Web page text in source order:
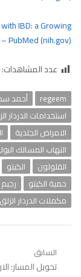
IBD: a Growing
PubMed (nih.gov)
عدد المشاهدات:
regeem أحمد
استخدامات الدردار
الامراض الجلدية
التهاب المسالك
القلولون
الكيتو
حمية الكيتو
رجيم
مكملات الدردار الزلق
تصفّح
السابق
Previous
تحويل المسار: